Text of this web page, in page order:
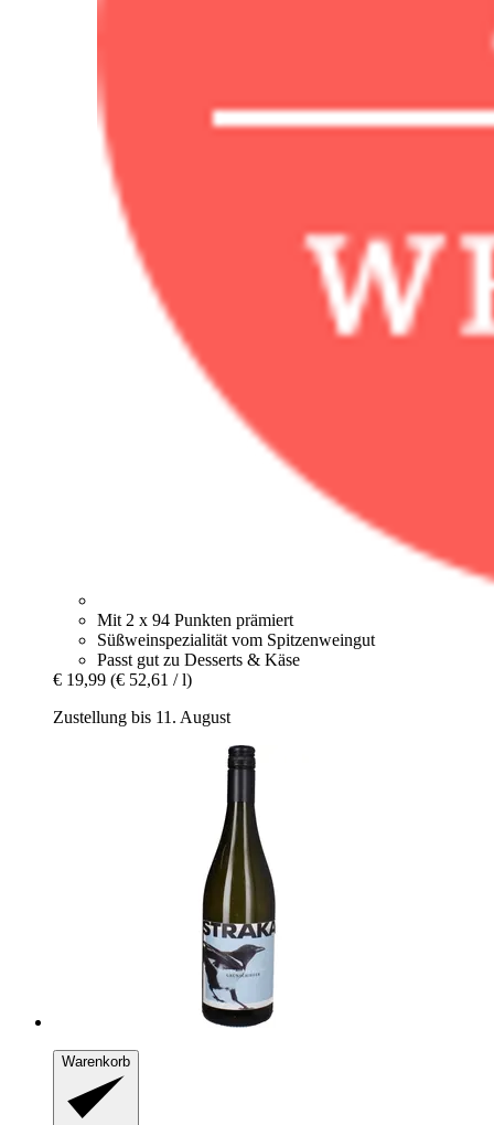
Mit 2 x 94 Punkten prämiert
Süßweinspezialität vom Spitzenweingut
Passt gut zu Desserts & Käse
€ 19,99 (€ 52,61 / l)
Zustellung bis 11. August
Warenkorb